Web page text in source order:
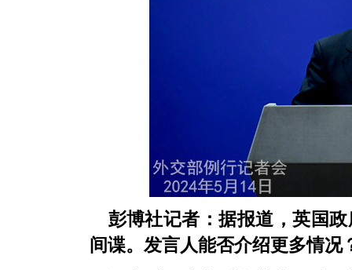
彭博社记者：据报道，英国
间谍。发言人能否介绍更多情况